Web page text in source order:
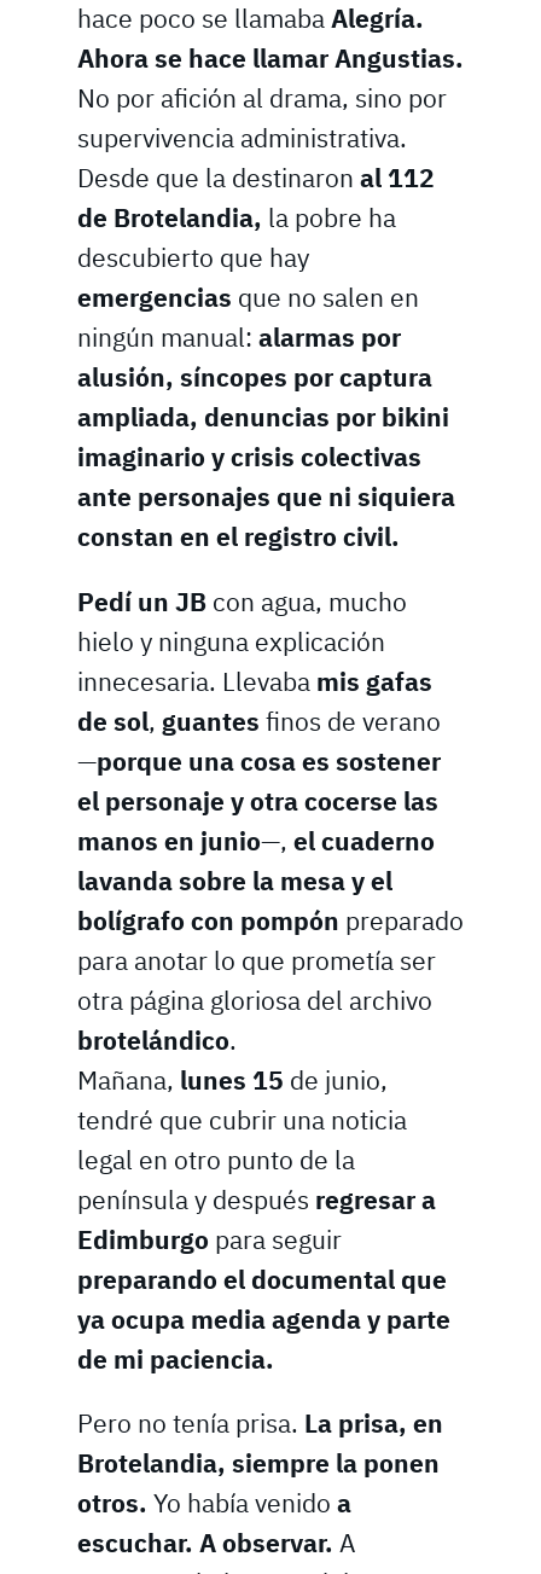
hace poco se llamabaAlegría.
Ahora se hace llamar Angustias.
No por afición al drama, sino por
supervivencia administrativa.
Desde que la destinaron al 112
de Brotelandia, la pobre ha
descubierto que hay
emergencias que no salen en
ningún manual: alarmas por
alusión, síncopes por captura
ampliada, denuncias por bikini
imaginario y crisis colectivas
ante personajes que ni siquiera
constan en el registro civil.
Pedí un JB con agua, mucho
hielo y ninguna explicación
innecesaria. Llevaba mis gafas
de sol, guantes finos de verano
—porque una cosa es sostener
el personaje y otra cocerse las
manos en junio—, el cuaderno
lavanda sobre la mesa y el
bolígrafo con pompón preparado
para anotar lo que prometía ser
otra página gloriosa del archivo
brotelándico.
Mañana, lunes 15 de junio,
tendré que cubrir una noticia
legal en otro punto de la
península y después regresar a
Edimburgo para seguir
preparando el documental que
ya ocupa media agenda y parte
de mi paciencia.
Pero no tenía prisa. La prisa, en
Brotelandia, siempre la ponen
otros. Yo había venido a
escuchar. A observar. A